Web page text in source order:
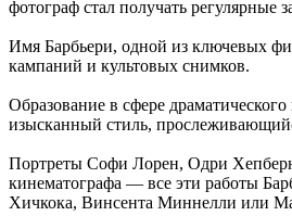
фотограф стал получать регулярные
Имя Барбьери, одной из ключевых
кампаний и культовых снимков.
Образование в сфере
изысканный стиль,
Портреты Софи Лорен, Одри
кинематографа — все эти работы
Хичкока, Винсента Миннелли или